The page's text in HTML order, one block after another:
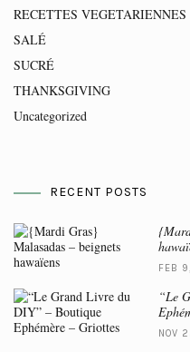
RECETTES VEGETARIENNES
SALÉ
SUCRÉ
THANKSGIVING
Uncategorized
RECENT POSTS
FEB
“Le
NOV